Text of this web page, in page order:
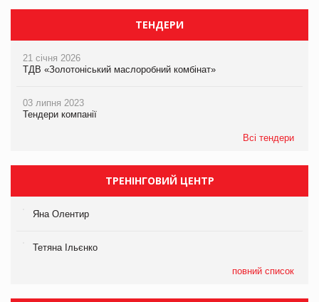
ТЕНДЕРИ
21 січня 2026
ТДВ «Золотоніський маслоробний комбінат»
03 липня 2023
Тендери компанії
Всі тендери
ТРЕНІНГОВИЙ ЦЕНТР
Яна Олентир
Тетяна Ільєнко
повний список